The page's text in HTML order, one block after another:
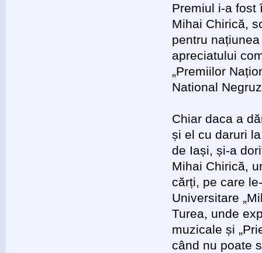
Premiul i-a fost
Mihai Chirică,
pentru
apreciatului
„Premiilor
National
Chiar daca a
și el cu daruri
de Iași, și-a
Mihai Chirică,
cărți, pe care
Universitare
Turea, unde
muzicale și
când nu poate